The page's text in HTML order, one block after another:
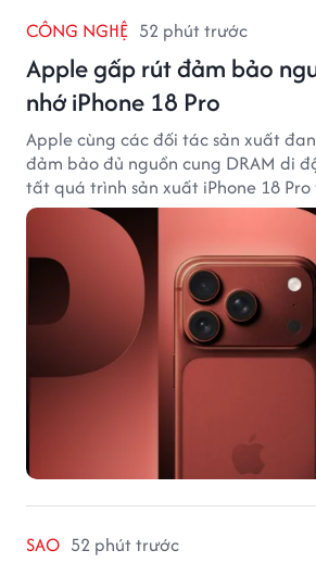
CÔNG NGHỆ 52 phút trước
Apple gấp rút đảm bảo
nhớ iPhone 18 Pro
Apple cùng các đối tác sản xuất
đảm bảo đủ nguồn cung DRAM di
tất quá trình sản xuất iPhone 18
đầu tiên.
SAO 52 phút trước